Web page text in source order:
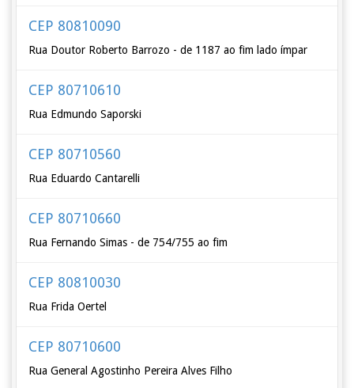
CEP 80810090
Rua Doutor Roberto Barrozo - de 1187 ao fim lado ímpar
CEP 80710610
Rua Edmundo Saporski
CEP 80710560
Rua Eduardo Cantarelli
CEP 80710660
Rua Fernando Simas - de 754/755 ao fim
CEP 80810030
Rua Frida Oertel
CEP 80710600
Rua General Agostinho Pereira Alves Filho